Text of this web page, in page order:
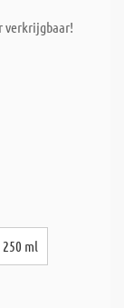
verkrijgbaar!
ml